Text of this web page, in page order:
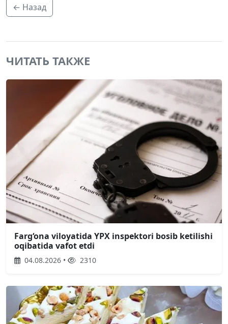
← Назад
ЧИТАТЬ ТАКЖЕ
Farg‘ona viloyatida YPX inspektori bosib ketilishi
oqibatida vafot etdi
04.08.2026 • 2310